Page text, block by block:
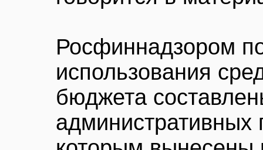
Росфиннадзором
использования
бюджета